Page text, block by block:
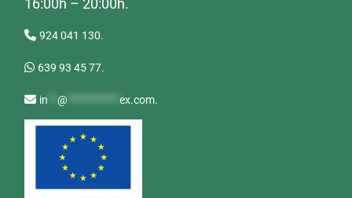
16:00h – 20:00h.
924 041 130.
639 93 45 77.
in **@ ***********ex.com.